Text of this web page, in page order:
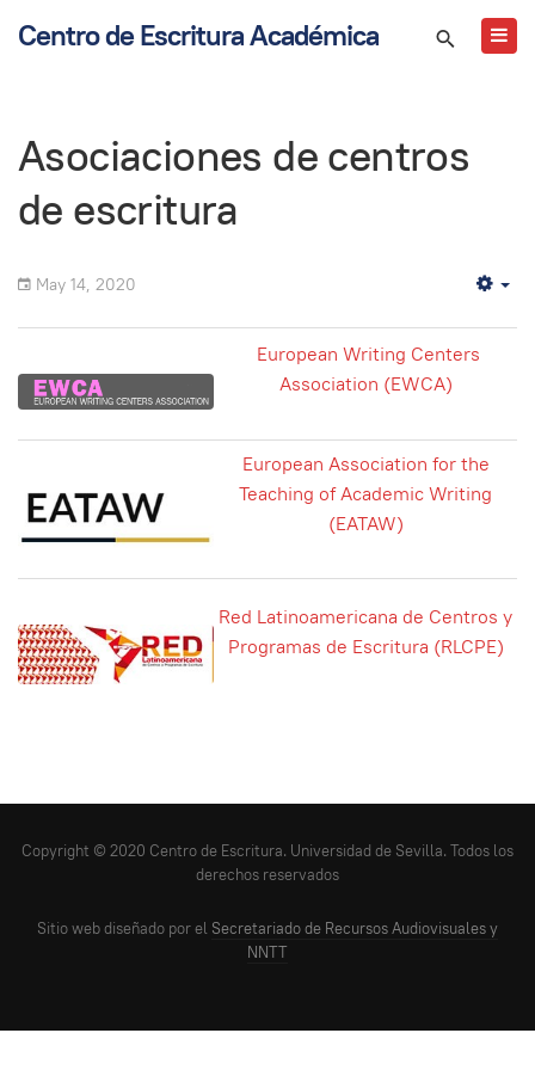
Centro de Escritura Académica
Asociaciones de centros
de escritura
May 14, 2020
European Writing Centers
Association (EWCA)
European Association for the
Teaching of Academic Writing
(EATAW)
Red Latinoamericana de Centros y
Programas de Escritura (RLCPE)
Copyright © 2020 Centro de Escritura. Universidad de Sevilla. Todos los
derechos reservados
Sitio web diseñado por el Secretariado de Recursos Audiovisuales y
NNTT